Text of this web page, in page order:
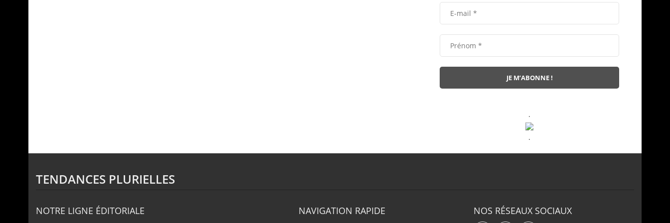
.
.
TENDANCES PLURIELLES
NOTRE LIGNE ÉDITORIALE NAVIGATION RAPIDE NOS RÉSEAUX SOCIAUX